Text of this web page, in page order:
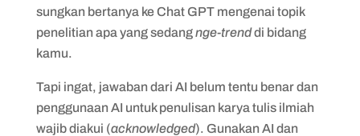
sungkan bertanya ke Chat GPT mengenai topik
penelitian apa yang sedangnge-trenddi bidang
kamu.
Tapi ingat, jawaban dari AI belum tentu benar dan
penggunaan AI untuk penulisan karya tulis ilmiah
wajib diakui (acknowledged). Gunakan AI dan